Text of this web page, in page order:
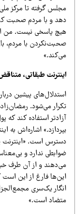
گرفته تا مرکز ملی
و با مردم صحبت کند –
پاسخی نیست. من
با مردم، بار
طبقاتی، متناقض و
پیشین درباره
می‌شود. رمضان‌زاده
استفاده کند که پول
اشاره‌اش به
است. «اینترنت پرو
ندارد و بی‌معناست. به
و از آن طرف خیلی
فارغ از این است که
یک‌سری مجمع‌الجزایر
است.»